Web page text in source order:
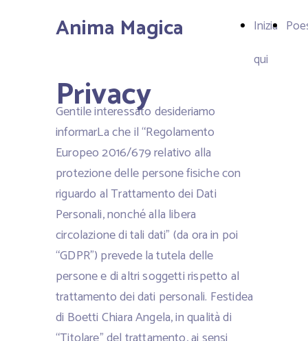
Anima Magica
Inizia
qui
Privacy
Gentile interessato desideriamo
informarLa che il “Regolamento
Europeo 2016/679 relativo alla
protezione delle persone fisiche con
riguardo al Trattamento dei Dati
Personali, nonché alla libera
circolazione di tali dati” (da ora in poi
“GDPR”) prevede la tutela delle
persone e di altri soggetti rispetto al
trattamento dei dati personali. Festidea
di Boetti Chiara Angela, in qualità di